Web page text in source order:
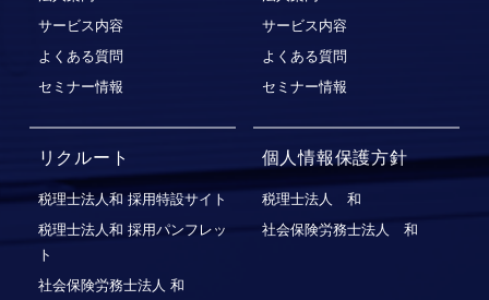
サービス内容
よくある質問
セミナー情報
サービス内容
よくある質問
セミナー情報
リクルート
税理士法人和 採用特設サイト
税理士法人和 採用パンフレッ
ト
社会保険労務⼠法⼈ 和
個人情報保護方針
税理士法人 和
社会保険労務士法人 和